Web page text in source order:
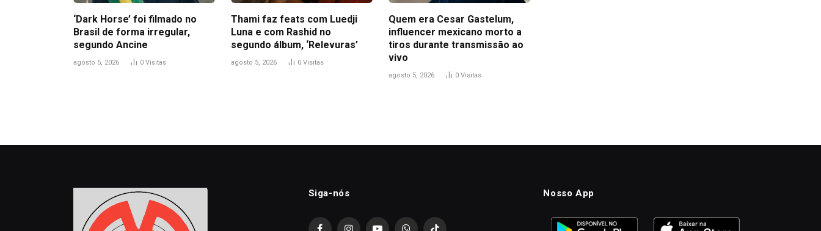
‘Dark Horse’ foi filmado no
Brasil de forma irregular,
segundo Ancine
agosto 5, 2026 0 Visitas
Thami faz feats com Luedji
Luna e com Rashid no
segundo álbum, ‘Relevuras’
agosto 5, 2026 0 Visitas
Quem era Cesar Gastelum,
influencer mexicano morto a
tiros durante transmissão ao
vivo
agosto 5, 2026 0 Visitas
Siga-nós Nosso App